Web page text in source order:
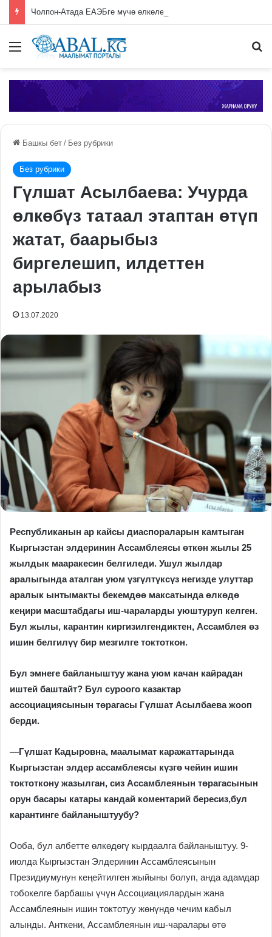
Меню
Башкы бет / Без рубрики
Без рубрики
Гүлшат Асылбаева: Учурда
өлкөбүз татаал этаптан өтүп
жатат, баарыбыз
биргелешип, илдеттен
арылабыз
13.07.2020
Республиканын ар кайсы диаспораларын камтыган
Кыргызстан элдеринин Ассамблеясы өткөн жылы 25
жылдык мааракесин белгиледи. Ушул жылдар
аралыгында аталган уюм үзгүлтүксүз негизде улуттар
аралык ынтымакты бекемдөө максатында өлкөдө
кеңири масштабдагы иш-чараларды уюштуруп келген.
Бул жылы, карантин киргизилгендиктен, Ассамблея өз
ишин белгилүү бир мезгилге токтоткон.
Бул эмнеге байланыштуу жана уюм качан кайрадан
иштей баштайт? Бул суроого казактар
ассоциациясынын төрагасы Гүлшат Асылбаева жооп
берди.
—Гүлшат Кадыровна, маалымат каражаттарында
Кыргызстан элдер ассамблеясы күзгө чейин ишин
токтоткону жазылган, сиз Ассамблеянын төрагасынын
орун басары катары кандай коментарий бересиз,бул
карантинге байланыштуубу?
Ооба, бул албетте өлкөдөгү кырдаалга байланыштуу. 9-
июлда Кыргызстан Элдеринин Ассамблеясынын
Президиумунун кеңейтилген жыйыны болуп, анда адамдар
тобокелге барбашы үчүн Ассоциациялардын жана
Ассамблеянын ишин токтотуу жөнүндө чечим кабыл
алынды. Анткени, Ассамблеянын иш-чаралары өтө